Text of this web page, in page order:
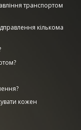
транспортом
кількома
кожен